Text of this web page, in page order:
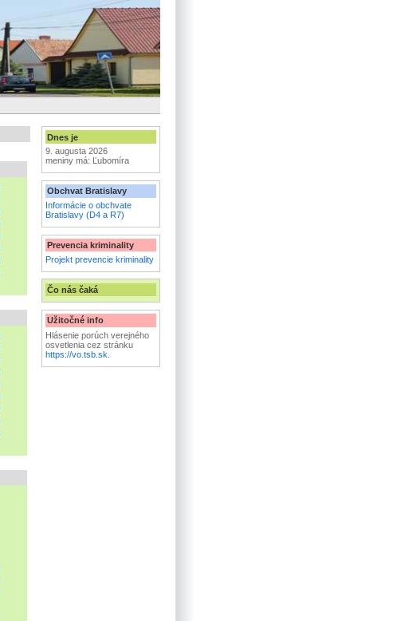
Dnes je
9. augusta 2026
meniny má: Ľubomíra
Obchvat Bratislavy
Informácie o obchvate
Bratislavy (D4 a R7)
Prevencia kriminality
Projekt prevencie kriminality
Čo nás čaká
Užitočné info
Hlásenie porúch verejného
osvetlenia cez stránku
https://vo.tsb.sk